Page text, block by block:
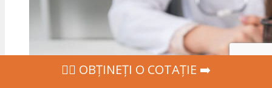
‍👩‍⚕ OBȚINEȚI O COTAȚIE ➡️